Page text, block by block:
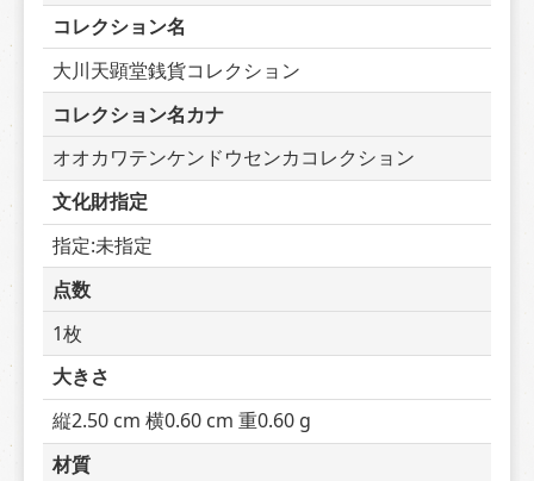
コレクション名
大川天顕堂銭貨コレクション
コレクション名カナ
オオカワテンケンドウセンカコレクション
文化財指定
指定:未指定
点数
1枚
大きさ
縦2.50 cm 横0.60 cm 重0.60 g
材質